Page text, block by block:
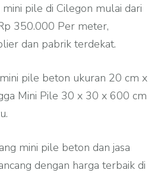
pile di Cilegon mulai dari
350.000 Per meter,
dan pabrik terdekat.
pile beton ukuran 20 cm x
Mini Pile 30 x 30 x 600 cm
mini pile beton dan jasa
dengan harga terbaik di